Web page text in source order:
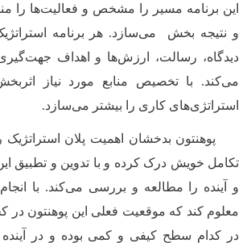
این برنامه مسیر را مشخص و فعالیت‌ها را
و نتیجه بخش می‌سازد. هر برنامه
دیدگاه‌، رسالت، ارزش‌‌ها و اهداف
می‌کند. با تخصیص منابع مورد نیاز
استراتژی‌های کاری را بیشتر می‌سازد.
پوهنتون بدخشان اهمیت پلان
تکامل خویش درک کرده و با تدوین و تطبیق
و آینده را مطالعه و بررسی می‌کند. با
معلوم کند که موقعیت فعلی این پوهنتون
در کدام سطح کیفی و کمی بوده و در آینده